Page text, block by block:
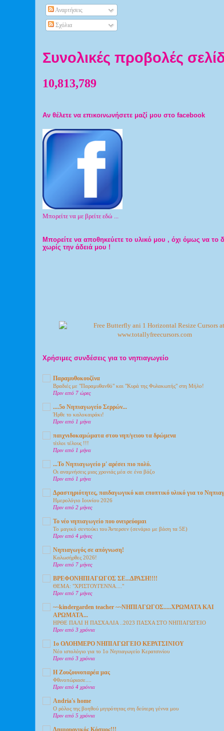
Αναρτήσεις
Σχόλια
Συνολικές προβολές
10,813,789
Αν θέλετε να επικοινωνήσετε μαζί μου στο facebook
Μπορείτε να με βρείτε εδώ ...
Μπορείτε να αποθηκεύετε το υλικό μου , όχι όμως να το
χωρίς την άδειά μου !
Χρήσιμες συνδέσεις για το νηπιαγωγείο
Παραμυθοκουζίνα
Βραδιές με "Παραμυθανθό" και "Κυρά της Φυλακωπής" στη Μήλο!
Πριν από 7 ώρες
....5ο Νηπιαγωγείο Σερρών...
Ήρθε το καλοκαιράκι!
Πριν από 1 μήνα
παιχνιδοκαμώματα στου νηπ/γειου τα δρώμενα
τίτλοι τέλους !!!
Πριν από 1 μήνα
...Το Νηπιαγωγείο μ' αρέσει πιο πολύ.
Οι αναμνήσεις μιας χρονιάς μέα σε ένα βάζο
Πριν από 1 μήνα
Δραστηριότητες, παιδαγωγικό και εποπτικό υλικό για το
Ημερολόγιο Ιουνίου 2026
Πριν από 2 μήνες
Το νέο νηπιαγωγείο που ονειρεύομαι
Το μαγικό σεντούκι του Άντερσεν (σενάριο με βάση τα 5Ε)
Πριν από 4 μήνες
Νηπιαγωγός σε απόγνωση!
Καλωσήρθες 2026!
Πριν από 7 μήνες
ΒΡΕΦΟΝΗΠΙΑΓΩΓΟΣ ΣΕ...ΔΡΑΣΗ!!!!
ΘΕΜΑ: "ΧΡΙΣΤΟΥΓΕΝΝΑ...."
Πριν από 7 μήνες
~~kindergarden teacher ~~ΝΗΠΙΑΓΩΓΟΣ.....ΧΡΩΜΑΤΑ ΚΑΙ
ΑΡΩΜΑΤΑ...
ΗΡΘΕ ΠΑΛΙ Η ΠΑΣΧΑΛΙΑ ..2023 ΠΑΣΧΑ ΣΤΟ ΝΗΠΙΑΓΩΓΕΙΟ
Πριν από 3 χρόνια
1o ΟΛΟΗΜΕΡΟ ΝΗΠΙΑΓΩΓΕΙΟ ΚΕΡΑΤΣΙΝΙΟΥ
Nέο ιστολόγιο για το 1ο Νηπιαγωγείο Κερατσινίου
Πριν από 3 χρόνια
Η Ζουζουνοπαρέα μας
Φθινοπώριασε....
Πριν από 4 χρόνια
Andria's home
Ο ρόλος της βοηθού μητρότητας στη δεύτερη γέννα μου
Πριν από 5 χρόνια
Δημιουργικός Κόσμος!!!